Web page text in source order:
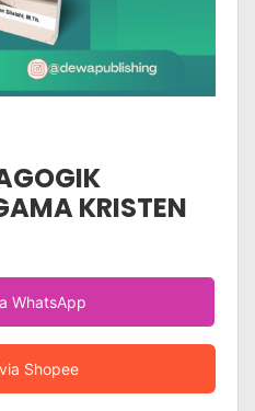
KRISTEN
WhatsApp
Shopee